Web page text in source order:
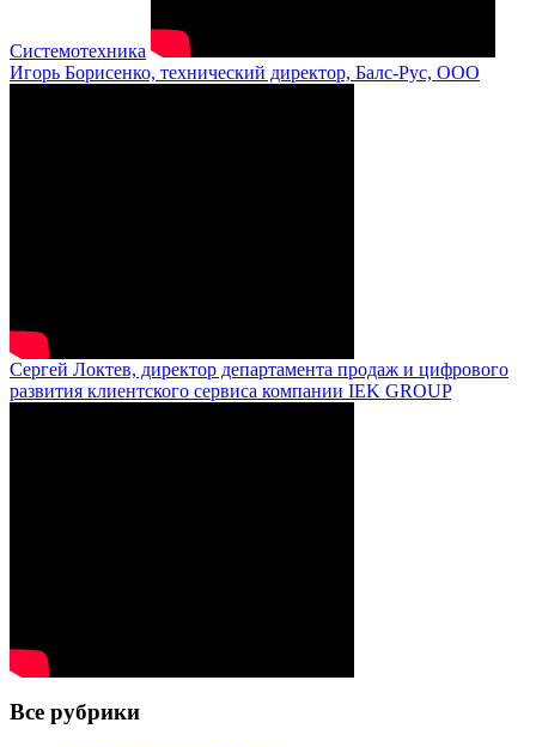
Системотехника
Игорь Борисенко, технический директор, Балс-Рус, ООО
Сергей Локтев, директор департамента продаж и цифрового
развития клиентского сервиса компании IEK GROUP
Все рубрики